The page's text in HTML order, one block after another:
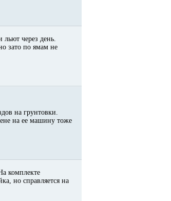
льют через день.
зато по ямам не
на грунтовки.
на ее машину тоже
комплекте
но справляется на